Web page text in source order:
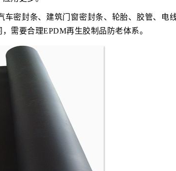
密封条、建筑门窗密封条、轮胎、胶管、电
需要合理EPDM再生胶制品防老体系。